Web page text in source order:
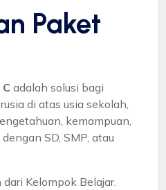
Paket
adalah solusi bagi
di atas usia sekolah,
kemampuan,
SD, SMP, atau
Kelompok Belajar.